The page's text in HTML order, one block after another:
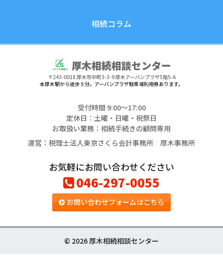
相続コラム
厚木相続相談センター
〒243-0018 厚木市中町3-3-9 厚木アーバンプラザ5階5-A
本厚木駅から徒歩５分。アーバンプラザ駐車場利用券あります。
受付時間 9:00〜17:00
定休日：土曜・日曜・祝祭日
お取扱い業務：相続手続きの顧問専用
運営：税理士法人東京さくら会計事務所 厚木事務所
お気軽にお問い合わせください
046-297-0055
お問い合わせフォームはこちら
© 2026 厚木相続相談センター